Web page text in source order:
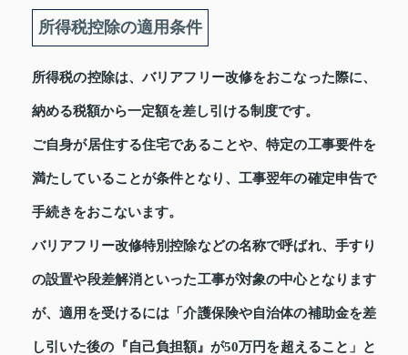
所得税控除の適用条件
所得税の控除は、バリアフリー改修をおこなった際に、
納める税額から一定額を差し引ける制度です。
ご自身が居住する住宅であることや、特定の工事要件を
満たしていることが条件となり、工事翌年の確定申告で
手続きをおこないます。
バリアフリー改修特別控除などの名称で呼ばれ、手すり
の設置や段差解消といった工事が対象の中心となります
が、適用を受けるには「介護保険や自治体の補助金を差
し引いた後の『自己負担額』が50万円を超えること」と